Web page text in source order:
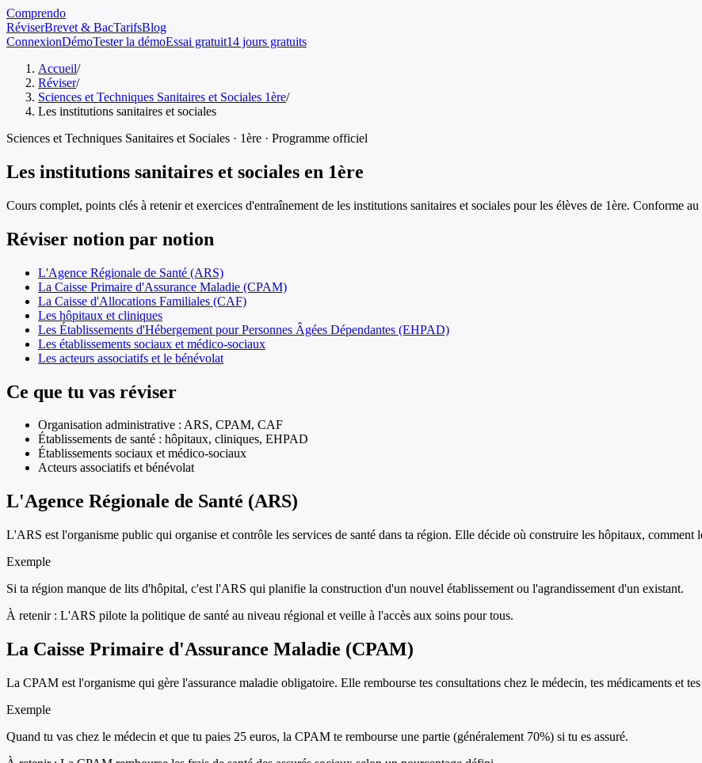
Comprendo
RéviserBrevet & BacTarifsBlog
ConnexionDémoTester la démoEssai gratuit14 jours gratuits
Accueil/
Réviser/
Sciences et Techniques Sanitaires et Sociales 1ère/
Les institutions sanitaires et sociales
Sciences et Techniques Sanitaires et Sociales · 1ère · Programme officiel
Les institutions sanitaires et sociales en 1ère
Cours complet, points clés à retenir et exercices d'entraînement de les institutions sanitaires et sociales pour les élèves de 1ère. Conforme
Réviser notion par notion
L'Agence Régionale de Santé (ARS)
La Caisse Primaire d'Assurance Maladie (CPAM)
La Caisse d'Allocations Familiales (CAF)
Les hôpitaux et cliniques
Les Établissements d'Hébergement pour Personnes Âgées Dépendantes (EHPAD)
Les établissements sociaux et médico-sociaux
Les acteurs associatifs et le bénévolat
Ce que tu vas réviser
Organisation administrative : ARS, CPAM, CAF
Établissements de santé : hôpitaux, cliniques, EHPAD
Établissements sociaux et médico-sociaux
Acteurs associatifs et bénévolat
L'Agence Régionale de Santé (ARS)
L'ARS est l'organisme public qui organise et contrôle les services de santé dans ta région. Elle décide où construire les hôpitaux, comment
Exemple
Si ta région manque de lits d'hôpital, c'est l'ARS qui planifie la construction d'un nouvel établissement ou l'agrandissement d'un existant.
À retenir : L'ARS pilote la politique de santé au niveau régional et veille à l'accès aux soins pour tous.
La Caisse Primaire d'Assurance Maladie (CPAM)
La CPAM est l'organisme qui gère l'assurance maladie obligatoire. Elle rembourse tes consultations chez le médecin, tes médicaments et
Exemple
Quand tu vas chez le médecin et que tu paies 25 euros, la CPAM te rembourse une partie (généralement 70%) si tu es assuré.